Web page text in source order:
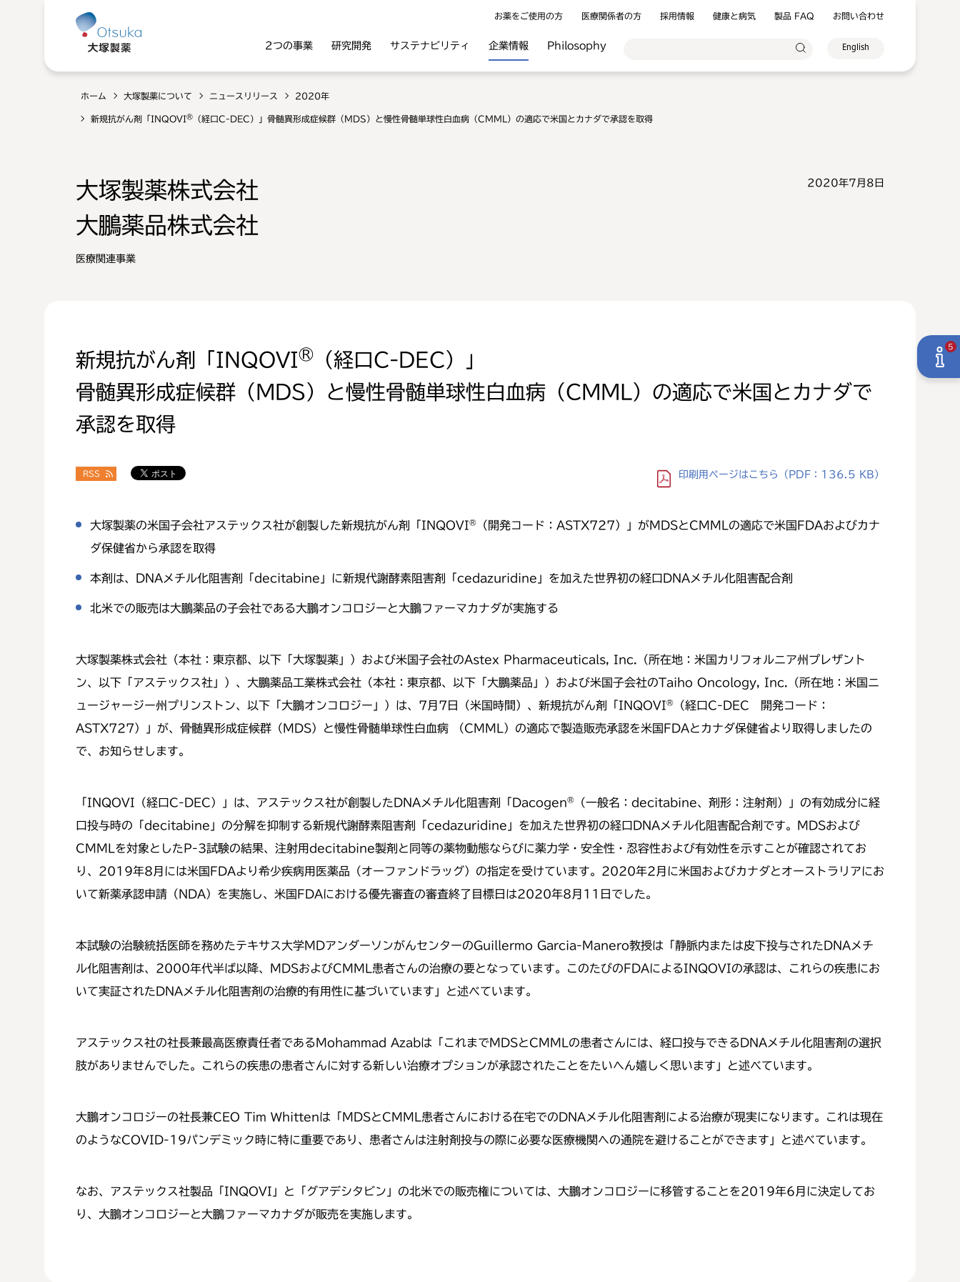
お薬をご使用の方 医療関係者の方 採用情報 健康と病気 製品 FAQ お問い合わせ
2つの事業 研究開発 サステナビリティ 企業情報 Philosophy English
ホーム 大塚製薬について ニュースリリース 2020年
新規抗がん剤「INQOVI® （経口C-DEC）」骨髄異形成症候群（MDS）と慢性骨髄単球性白血病（CMML）の適応で米国とカナダで承認を取得
大塚製薬株式会社
大鵬薬品株式会社
医療関連事業
2020年7月8日
新規抗がん剤「INQOVI®
（経口C-DEC）」
骨髄異形成症候群（MDS）と慢性骨髄単球性白血病（CMML）の適応で米国とカナダで
承認を取得
RSS 印刷用ページはこちら （PDF：136.5 KB）
大塚製薬の米国子会社アステックス社が創製した新規抗がん剤「INQOVI®
（開発コード：ASTX727）」がMDSとCMMLの適応で米国FDAおよびカナ
ダ保健省から承認を取得
本剤は、DNAメチル化阻害剤「decitabine」に新規代謝酵素阻害剤「cedazuridine」を加えた世界初の経口DNAメチル化阻害配合剤
北米での販売は大鵬薬品の子会社である大鵬オンコロジーと大鵬ファーマカナダが実施する
大塚製薬株式会社（本社：東京都、以下「大塚製薬」）および米国子会社のAstex Pharmaceuticals, Inc.（所在地：米国カリフォルニア州プレザント
ン、以下「アステックス社」）、大鵬薬品工業株式会社（本社：東京都、以下「大鵬薬品」）および米国子会社のTaiho Oncology, Inc.（所在地：米国ニ
ュージャージー州プリンストン、以下「大鵬オンコロジー」）は、7月7日（米国時間）、新規抗がん剤「INQOVI®
（経口C-DEC 開発コード：
ASTX727）」が、骨髄異形成症候群（MDS）と慢性骨髄単球性白血病 （CMML）の適応で製造販売承認を米国FDAとカナダ保健省より取得しましたの
で、お知らせします。
「INQOVI（経口C-DEC）」は、アステックス社が創製したDNAメチル化阻害剤「Dacogen®
（一般名：decitabine、剤形：注射剤）」の有効成分に経
口投与時の「decitabine」の分解を抑制する新規代謝酵素阻害剤「cedazuridine」を加えた世界初の経口DNAメチル化阻害配合剤です。MDSおよび
CMMLを対象としたP-3試験の結果、注射用decitabine製剤と同等の薬物動態ならびに薬力学・安全性・忍容性および有効性を示すことが確認されてお
り、2019年8月には米国FDAより希少疾病用医薬品（オーファンドラッグ）の指定を受けています。2020年2月に米国およびカナダとオーストラリアにお
いて新薬承認申請（NDA）を実施し、米国FDAにおける優先審査の審査終了目標日は2020年8月11日でした。
本試験の治験統括医師を務めたテキサス大学MDアンダーソンがんセンターのGuillermo Garcia-Manero教授は「静脈内または皮下投与されたDNAメチ
ル化阻害剤は、2000年代半ば以降、MDSおよびCMML患者さんの治療の要となっています。このたびのFDAによるINQOVIの承認は、これらの疾患にお
いて実証されたDNAメチル化阻害剤の治療的有用性に基づいています」と述べています。
アステックス社の社長兼最高医療責任者であるMohammad Azabは「これまでMDSとCMMLの患者さんには、経口投与できるDNAメチル化阻害剤の選択
肢がありませんでした。これらの疾患の患者さんに対する新しい治療オプションが承認されたことをたいへん嬉しく思います」と述べています。
大鵬オンコロジーの社長兼CEO Tim Whittenは「MDSとCMML患者さんにおける在宅でのDNAメチル化阻害剤による治療が現実になります。これは現在
のようなCOVID-19パンデミック時に特に重要であり、患者さんは注射剤投与の際に必要な医療機関への通院を避けることができます」と述べています。
なお、アステックス社製品「INQOVI」と「グアデシタビン」の北米での販売権については、大鵬オンコロジーに移管することを2019年6月に決定してお
り、大鵬オンコロジーと大鵬ファーマカナダが販売を実施します。
5